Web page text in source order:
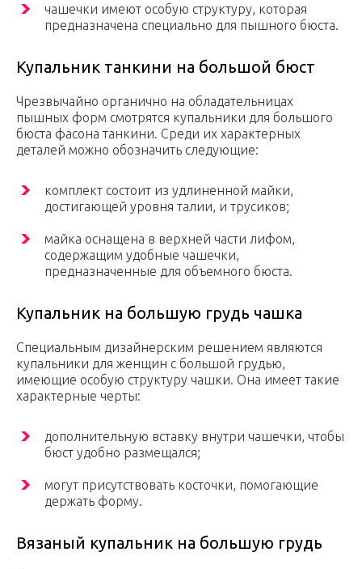
чашечки имеют особую структуру, которая
предназначена специально для пышного бюста.
Купальник танкини на большой бюст
Чрезвычайно органично на обладательницах
пышных форм смотрятся купальники для большого
бюста фасона танкини. Среди их характерных
деталей можно обозначить следующие:
комплект состоит из удлиненной майки,
достигающей уровня талии, и трусиков;
майка оснащена в верхней части лифом,
содержащим удобные чашечки,
предназначенные для объемного бюста.
Купальник на большую грудь чашка
Специальным дизайнерским решением являются
купальники для женщин с большой грудью,
имеющие особую структуру чашки. Она имеет такие
характерные черты:
дополнительную вставку внутри чашечки, чтобы
бюст удобно размещался;
могут присутствовать косточки, помогающие
держать форму.
Вязаный купальник на большую грудь